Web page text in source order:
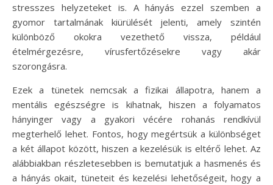
stresszes helyzeteket is. A hányás ezzel szemben a
gyomor tartalmának kiürülését jelenti, amely szintén
különböző okokra vezethető vissza, például
ételmérgezésre, vírusfertőzésekre vagy akár
szorongásra.
Ezek a tünetek nemcsak a fizikai állapotra, hanem a
mentális egészségre is kihatnak, hiszen a folyamatos
hányinger vagy a gyakori vécére rohanás rendkívül
megterhelő lehet. Fontos, hogy megértsük a különbséget
a két állapot között, hiszen a kezelésük is eltérő lehet. Az
alábbiakban részletesebben is bemutatjuk a hasmenés és
a hányás okait, tüneteit és kezelési lehetőségeit, hogy a